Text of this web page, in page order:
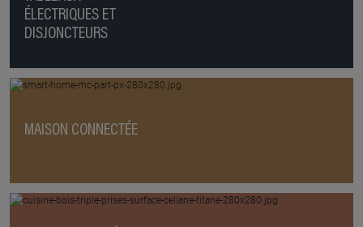
ÉLECTRIQUES ET
DISJONCTEURS
MAISON CONNECTÉE